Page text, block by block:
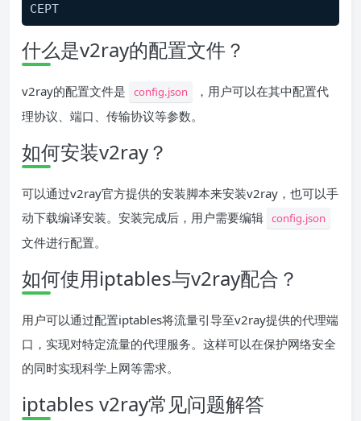
什么是v2ray的配置文件？
v2ray的配置文件是 config.json
，用户可以在其中配置代
理协议、端口、传输协议等参数。
如何安装v2ray？
可以通过v2ray官方提供的安装脚本来安装v2ray，也可以手
动下载编译安装。安装完成后，用户需要编辑 config.json
文件进行配置。
如何使用iptables与v2ray配合？
用户可以通过配置iptables将流量引导至v2ray提供的代理端
口，实现对特定流量的代理服务。这样可以在保护网络安全
的同时实现科学上网等需求。
iptables v2ray常见问题解答